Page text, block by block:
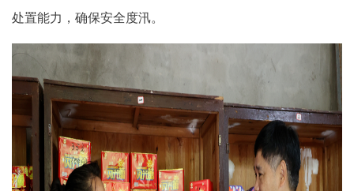
处置能力，确保安全度汛。